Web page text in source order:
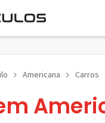
Americana Carros